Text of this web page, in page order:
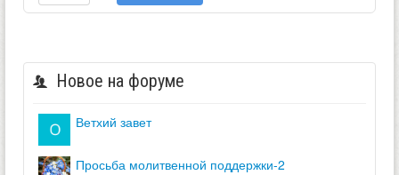
Новое на форуме
ветхий завет
просьба молитвенной поддержки-2